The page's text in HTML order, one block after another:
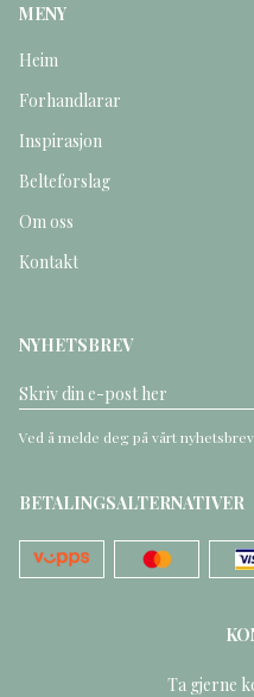
MENY
Heim
Forhandlarar
Inspirasjon
Belteforslag
Om oss
Kontakt
NYHETSBREV
Ved å melde deg på vårt
BETALINGSALTERNATIVER
Ta gjerne